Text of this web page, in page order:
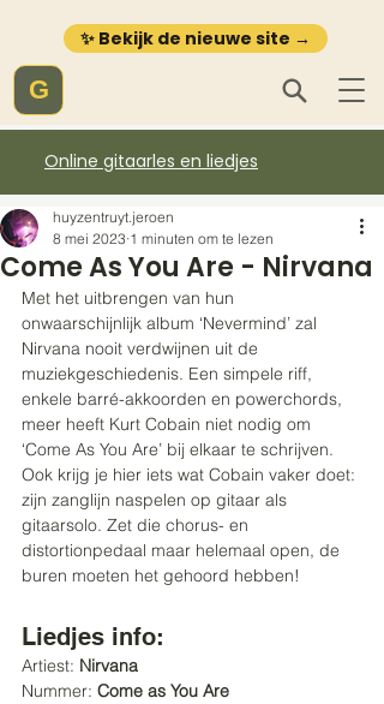
✨ Bekijk de nieuwe site →
G
Online gitaarles en liedjes
Come As You Are - Nirvana
huyzentruyt.jeroen
8 mei 2023 1 minuten om te lezen
Met het uitbrengen van hun
onwaarschijnlijk album ‘Nevermind’ zal
Nirvana nooit verdwijnen uit de
muziekgeschiedenis. Een simpele riff,
enkele barré-akkoorden en powerchords,
meer heeft Kurt Cobain niet nodig om
‘Come As You Are’ bij elkaar te schrijven.
Ook krijg je hier iets wat Cobain vaker doet:
zijn zanglijn naspelen op gitaar als
gitaarsolo. Zet die chorus- en
distortionpedaal maar helemaal open, de
buren moeten het gehoord hebben!
Liedjes info:
Artiest: Nirvana
Nummer: Come as You Are